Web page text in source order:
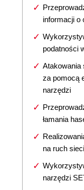
informacji o
podatności
Atakowania
za pomocą
narzędzi
łamania
na ruch
narzędzi